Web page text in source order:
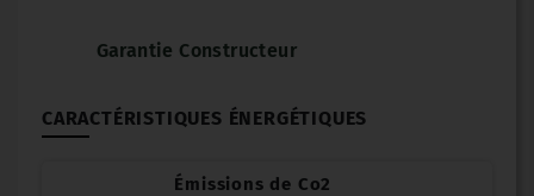
Garantie Constructeur
CARACTÉRISTIQUES ÉNERGÉTIQUES
Émissions de Co2